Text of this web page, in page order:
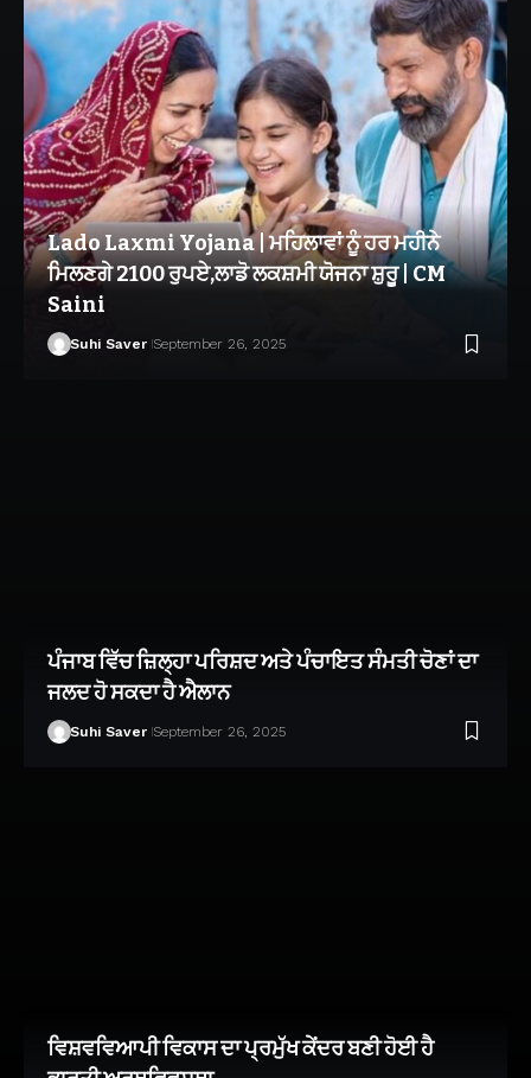
Lado Laxmi Yojana | ਮਹਿਲਾਵਾਂ ਨੂੰ ਹਰ ਮਹੀਨੇ
ਮਿਲਣਗੇ 2100 ਰੁਪਏ,ਲਾਡੋ ਲਕਸ਼ਮੀ ਯੋਜਨਾ ਸ਼ੁਰੂ | CM
Saini
Suhi Saver September 26, 2025
ਪੰਜਾਬ ਵਿੱਚ ਜ਼ਿਲ੍ਹਾ ਪਰਿਸ਼ਦ ਅਤੇ ਪੰਚਾਇਤ ਸੰਮਤੀ ਚੋਣਾਂ ਦਾ
ਜਲਦ ਹੋ ਸਕਦਾ ਹੈ ਐਲਾਨ
Suhi Saver September 26, 2025
ਵਿਸ਼ਵਵਿਆਪੀ ਵਿਕਾਸ ਦਾ ਪ੍ਰਮੁੱਖ ਕੇਂਦਰ ਬਣੀ ਹੋਈ ਹੈ